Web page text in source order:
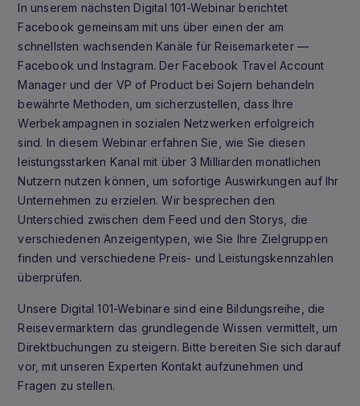
In unserem nächsten Digital 101-Webinar berichtet
Facebook gemeinsam mit uns über einen der am
schnellsten wachsenden Kanäle für Reisemarketer —
Facebook und Instagram. Der Facebook Travel Account
Manager und der VP of Product bei Sojern behandeln
bewährte Methoden, um sicherzustellen, dass Ihre
Werbekampagnen in sozialen Netzwerken erfolgreich
sind. In diesem Webinar erfahren Sie, wie Sie diesen
leistungsstarken Kanal mit über 3 Milliarden monatlichen
Nutzern nutzen können, um sofortige Auswirkungen auf Ihr
Unternehmen zu erzielen. Wir besprechen den
Unterschied zwischen dem Feed und den Storys, die
verschiedenen Anzeigentypen, wie Sie Ihre Zielgruppen
finden und verschiedene Preis- und Leistungskennzahlen
überprüfen.
Unsere Digital 101-Webinare sind eine Bildungsreihe, die
Reisevermarktern das grundlegende Wissen vermittelt, um
Direktbuchungen zu steigern. Bitte bereiten Sie sich darauf
vor, mit unseren Experten Kontakt aufzunehmen und
Fragen zu stellen.